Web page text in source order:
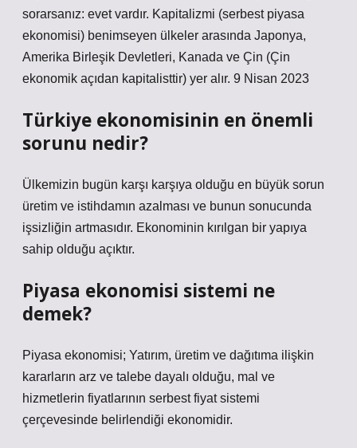
sorarsanız: evet vardır. Kapitalizmi (serbest piyasa
ekonomisi) benimseyen ülkeler arasında Japonya,
Amerika Birleşik Devletleri, Kanada ve Çin (Çin
ekonomik açıdan kapitalisttir) yer alır. 9 Nisan 2023
Türkiye ekonomisinin en önemli
sorunu nedir?
Ülkemizin bugün karşı karşıya olduğu en büyük sorun
üretim ve istihdamın azalması ve bunun sonucunda
işsizliğin artmasıdır. Ekonominin kırılgan bir yapıya
sahip olduğu açıktır.
Piyasa ekonomisi sistemi ne
demek?
Piyasa ekonomisi; Yatırım, üretim ve dağıtıma ilişkin
kararların arz ve talebe dayalı olduğu, mal ve
hizmetlerin fiyatlarının serbest fiyat sistemi
çerçevesinde belirlendiği ekonomidir.